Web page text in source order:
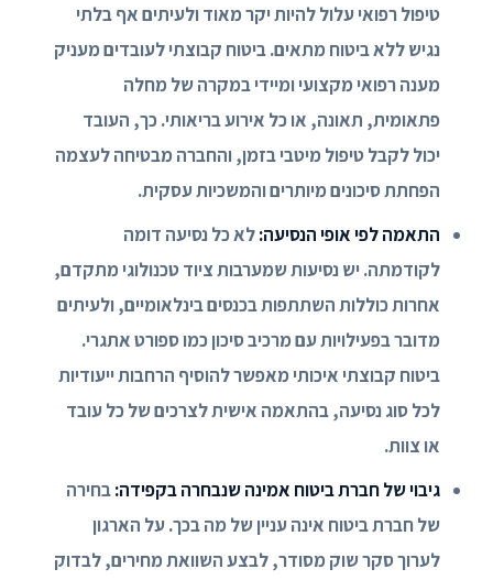
טיפול רפואי עלול להיות יקר מאוד ולעיתים אף בלתי
נגיש ללא ביטוח מתאים. ביטוח קבוצתי לעובדים מעניק
מענה רפואי מקצועי ומיידי במקרה של מחלה
פתאומית, תאונה, או כל אירוע בריאותי. כך, העובד
יכול לקבל טיפול מיטבי בזמן, והחברה מבטיחה לעצמה
הפחתת סיכונים מיותרים והמשכיות עסקית.
התאמה לפי אופי הנסיעה:לא כל נסיעה דומה
לקודמתה. יש נסיעות שמערבות ציוד טכנולוגי מתקדם,
אחרות כוללות השתתפות בכנסים בינלאומיים, ולעיתים
מדובר בפעילויות עם מרכיב סיכון כמו ספורט אתגרי.
ביטוח קבוצתי איכותי מאפשר להוסיף הרחבות ייעודיות
לכל סוג נסיעה, בהתאמה אישית לצרכים של כל עובד
או צוות.
גיבוי של חברת ביטוח אמינה שנבחרה בקפידה:בחירה
של חברת ביטוח אינה עניין של מה בכך. על הארגון
לערוך סקר שוק מסודר, לבצע השוואת מחירים, לבדוק